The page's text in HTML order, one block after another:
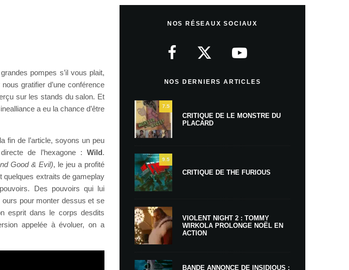
pompes s’il vous plait,
gratifier d’une conférence
sur les stands du salon. Et
a eu la chance d’être
fin de l’article, soyons un peu
de l’hexagone : Wild.
Good & Evil), le jeu a profité
quelques extraits de gameplay
Des pouvoirs qui lui
ours pour monter dessus et se
esprit dans le corps desdits
appelée à évoluer, on a
NOS RÉSEAUX SOCIAUX
NOS DERNIERS ARTICLES
7.5
CRITIQUE DE LE MONSTRE DU
PLACARD
9.5
CRITIQUE DE THE FURIOUS
VIOLENT NIGHT 2 : TOMMY
WIRKOLA PROLONGE NOËL EN
ACTION
BANDE ANNONCE DE INSIDIOUS :